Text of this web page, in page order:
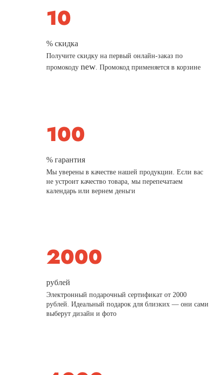
% скидка
Получите скидку на первый онлайн-заказ по
промокодуnew. Промокод применяется в корзине
% гарантия
Мы уверены в качестве нашей продукции. Если вас
не устроит качество товара, мы перепечатаем
календарь или вернем деньги
рублей
Электронный подарочный сертификат от 2000
рублей. Идеальный подарок для близких — они сами
выберут дизайн и фото